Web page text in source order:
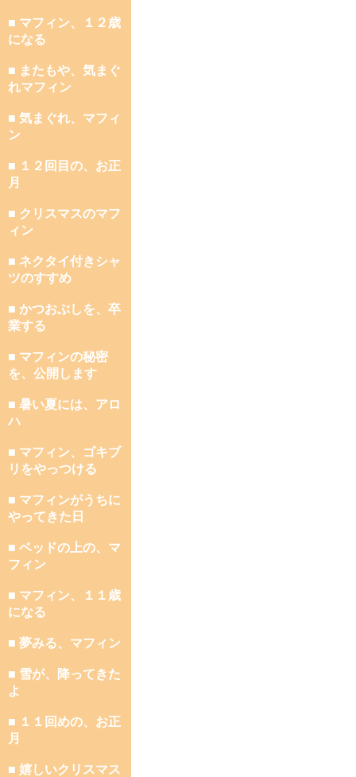
■ マフィン、１２歳
になる
■ またもや、気まぐ
れマフィン
■ 気まぐれ、マフィ
ン
■ １２回目の、お正
月
■ クリスマスのマフ
ィン
■ ネクタイ付きシャ
ツのすすめ
■ かつおぶしを、卒
業する
■ マフィンの秘密
を、公開します
■ 暑い夏には、アロ
ハ
■ マフィン、ゴキブ
リをやっつける
■ マフィンがうちに
やってきた日
■ ベッドの上の、マ
フィン
■ マフィン、１１歳
になる
■ 夢みる、マフィン
■ 雪が、降ってきた
よ
■ １１回めの、お正
月
■ 嬉しいクリスマス